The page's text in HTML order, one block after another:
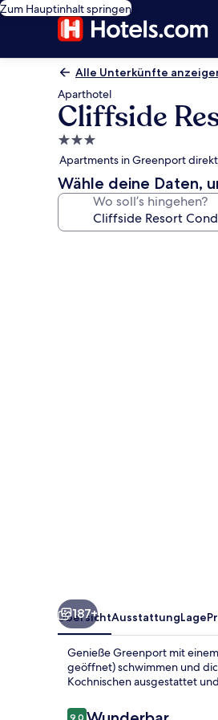
Zum Hauptinhalt springen
Alle Unterkünfte
Aparthotel
Cliffside
3.0-
Sterne-
Unterkunft
Apartments in Greenport
Wähle deine Daten,
Wo soll’s hingehen?
187+
ÜbersichtAusstattungLage
Genieße Greenport mit
geöffnet) schwimmen und
Kochnischen ausgestattet
Bewertungen
9,0